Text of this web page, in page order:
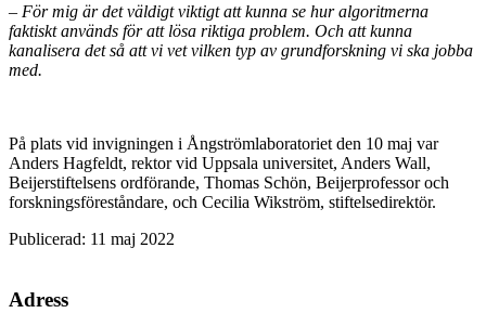
– För mig är det väldigt viktigt att kunna se hur algoritmerna
faktiskt används för att lösa riktiga problem. Och att kunna
kanalisera det så att vi vet vilken typ av grundforskning vi ska jobba
med.
På plats vid invigningen i Ångströmlaboratoriet den 10 maj var
Anders Hagfeldt, rektor vid Uppsala universitet, Anders Wall,
Beijerstiftelsens ordförande, Thomas Schön, Beijerprofessor och
forskningsföreståndare, och Cecilia Wikström, stiftelsedirektör.
Publicerad: 11 maj 2022
Adress